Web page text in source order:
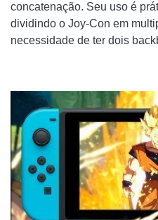
concatenação. Seu uso é
dividindo o Joy-Con em
necessidade de ter dois